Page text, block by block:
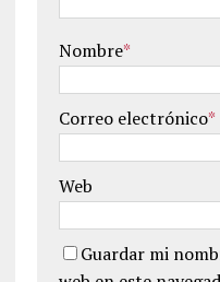
Nombre*
Correo electrónico*
Web
Guardar mi